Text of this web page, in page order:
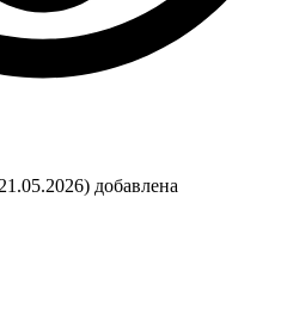
добавлена